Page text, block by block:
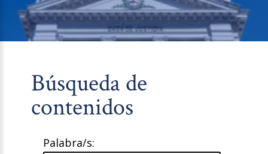
Búsqueda de
contenidos
Palabra/s: